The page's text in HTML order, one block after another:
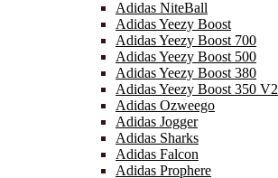
Adidas NiteBall
Adidas Yeezy Boost
Adidas Yeezy Boost 700
Adidas Yeezy Boost 500
Adidas Yeezy Boost 380
Adidas Yeezy Boost 350 V2
Adidas Ozweego
Adidas Jogger
Adidas Sharks
Adidas Falcon
Adidas Prophere